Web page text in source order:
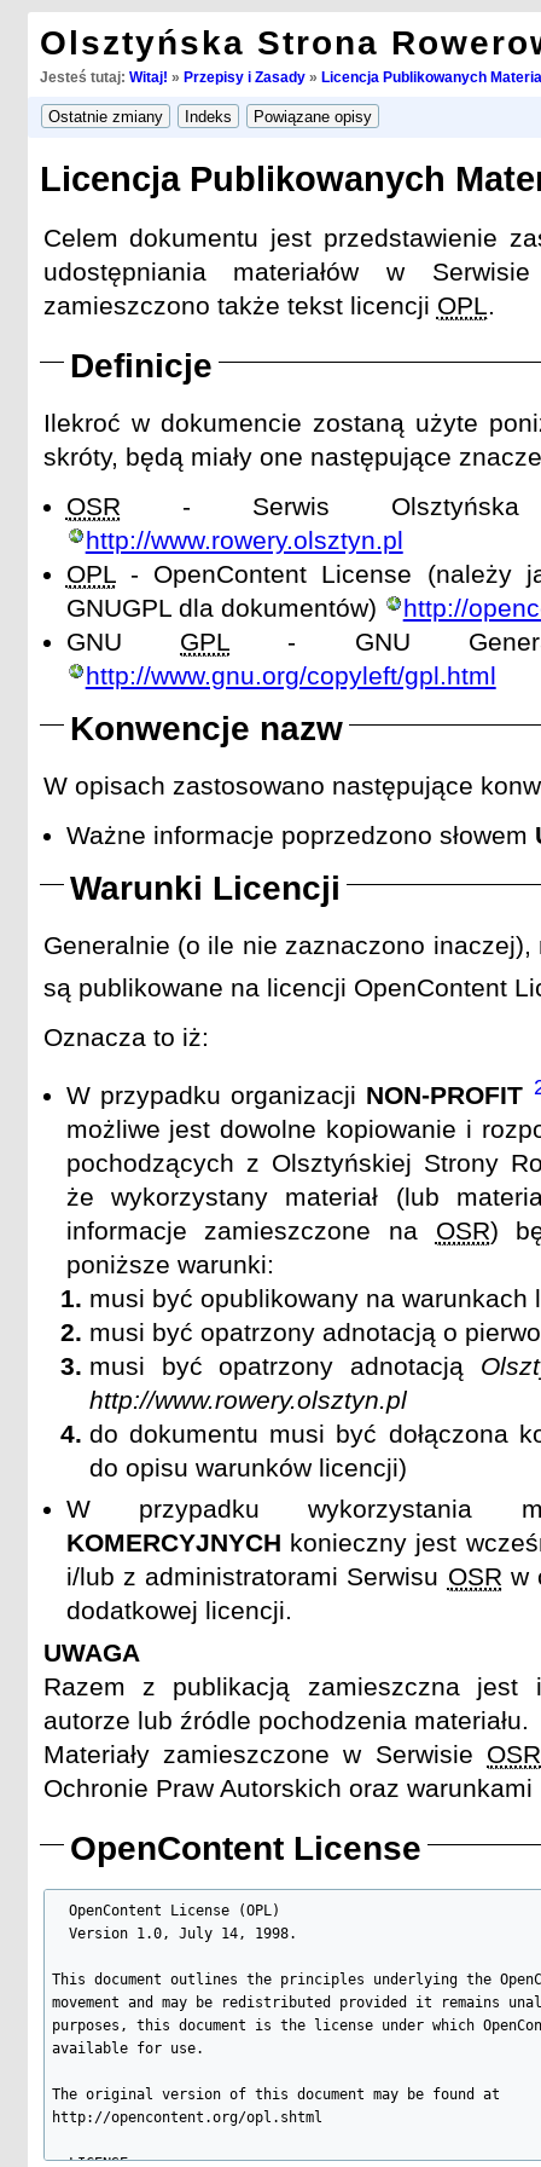
Olsztyńska Strona
Jesteś tutaj: Witaj! » Przepisy i Zasady» Licencja Publikowanych
Licencja Publikowanych
Celem dokumentu jest przedstawienie
udostępniania materiałów w
zamieszczono także tekst licencji OPL.
Definicje
Ilekroć w dokumencie zostaną użyte
skróty, będą miały one następujące
OSR - Serwis Olsztyńska
http://www.rowery.olsztyn.pl
OPL- OpenContent License (należy
GNUGPL dla dokumentów)
http://
GNU GPL - GNU
http://www.gnu.org/copyleft/gpl.html
Konwencje nazw
W opisach zastosowano następujące
Ważne informacje poprzedzono słowem
Warunki Licencji
Generalnie (o ile nie zaznaczono inaczej),
są publikowane na licencji OpenContent
Oznacza to iż:
W przypadku organizacji NON-PROFIT
możliwe jest dowolne kopiowanie i
pochodzących z Olsztyńskiej Strony
że wykorzystany materiał (lub
informacje zamieszczone na OSR)
poniższe warunki:
musi być opublikowany na
musi być opatrzony adnotacją o
musi być opatrzony adnotacją
http://www.rowery.olsztyn.pl
do dokumentu musi być dołączona
do opisu warunków licencji)
W przypadku wykorzystania
KOMERCYJNYCH konieczny jest
i/lub z administratorami Serwisu OSR w
dodatkowej licencji.
UWAGA
Razem z publikacją zamieszczna jest
autorze lub źródle pochodzenia materiału.
Materiały zamieszczone w Serwisie OSR
Ochronie Praw Autorskich oraz
OpenContent License
  OpenContent License (OPL)
  Version 1.0, July 14, 1998.
This document outlines the principles underlying the
movement and may be redistributed provided it remains
purposes, this document is the license under which
available for use.
The original version of this document may be found at
http://opencontent.org/opl.shtml
  LICENSE